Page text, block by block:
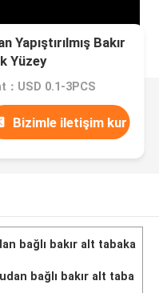
Yapıştırılmış Bakır
Yüzey
：USD 0.1-3PCS
Bizimle iletişim kur
bağlı bakır alt tabaka
bağlı bakır alt taba